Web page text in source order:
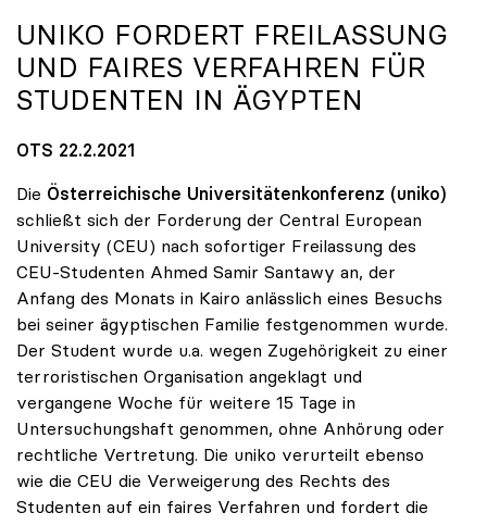
UNIKO FORDERT FREILASSUNG
UND FAIRES VERFAHREN FÜR
STUDENTEN IN ÄGYPTEN
OTS 22.2.2021
Die Österreichische Universitätenkonferenz (uniko)
schließt sich der Forderung der Central European
University (CEU) nach sofortiger Freilassung des
CEU-Studenten Ahmed Samir Santawy an, der
Anfang des Monats in Kairo anlässlich eines Besuchs
bei seiner ägyptischen Familie festgenommen wurde.
Der Student wurde u.a. wegen Zugehörigkeit zu einer
terroristischen Organisation angeklagt und
vergangene Woche für weitere 15 Tage in
Untersuchungshaft genommen, ohne Anhörung oder
rechtliche Vertretung. Die uniko verurteilt ebenso
wie die CEU die Verweigerung des Rechts des
Studenten auf ein faires Verfahren und fordert die